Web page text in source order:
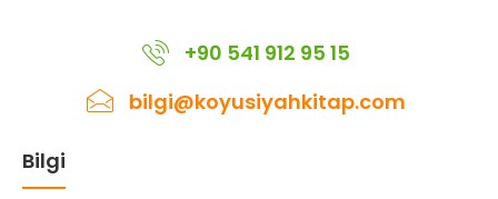
+90 541 912 95 15
bilgi@koyusiyahkitap.com
Bilgi